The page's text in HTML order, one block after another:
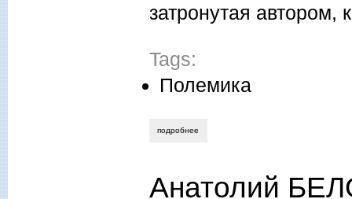
затронутая автором,
Tags:
Полемика
подробнее
Анатолий